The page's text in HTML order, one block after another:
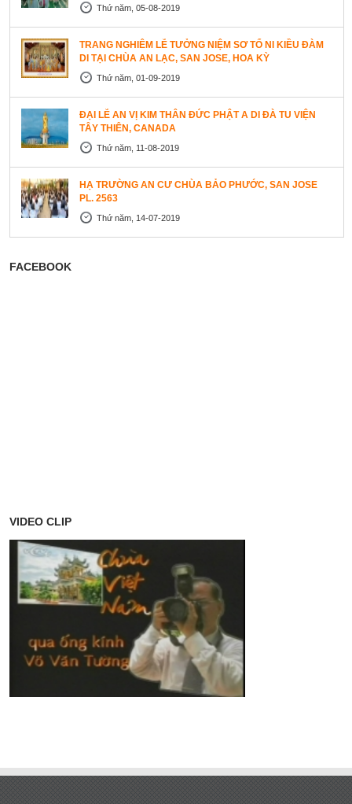
Thứ năm, 05-08-2019
TRANG NGHIÊM LỄ TƯỞNG NIỆM SƠ TỔ NI KIỀU ĐÀM
DI TẠI CHÙA AN LẠC, SAN JOSE, HOA KỲ
Thứ năm, 01-09-2019
ĐẠI LỄ AN VỊ KIM THÂN ĐỨC PHẬT A DI ĐÀ TU VIỆN
TÂY THIÊN, CANADA
Thứ năm, 11-08-2019
HẠ TRƯỜNG AN CƯ CHÙA BẢO PHƯỚC, SAN JOSE
PL. 2563
Thứ năm, 14-07-2019
FACEBOOK
VIDEO CLIP